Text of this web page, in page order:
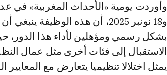
وأوردت يومية «الأحداث المغربية» في عددها المزدود ليومي الاثنين والثلاثاء 17
و18 نونبر 2025، أن هذه
بشكل رسمي ومؤهلين لأداء هذا الدور،
الاستقبال إلى فئات أخرى مثل عمال
يمثل اختلالا تنظيميا يتعارض مع